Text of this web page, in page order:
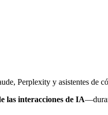
Perplexity y asistentes de
las interacciones de IA